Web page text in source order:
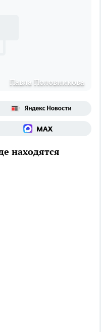
Павла Половникова
находятся